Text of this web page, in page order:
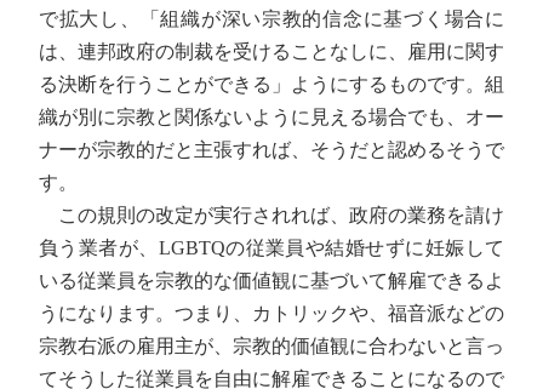
で拡大し、「組織が深い宗教的信念に基づく場合に
は、連邦政府の制裁を受けることなしに、雇用に関す
る決断を行うことができる」ようにするものです。組
織が別に宗教と関係ないように見える場合でも、オー
ナーが宗教的だと主張すれば、そうだと認めるそうで
す。
この規則の改定が実行されれば、政府の業務を請け
負う業者が、LGBTQの従業員や結婚せずに妊娠して
いる従業員を宗教的な価値観に基づいて解雇できるよ
うになります。つまり、カトリックや、福音派などの
宗教右派の雇用主が、宗教的価値観に合わないと言っ
てそうした従業員を自由に解雇できることになるので